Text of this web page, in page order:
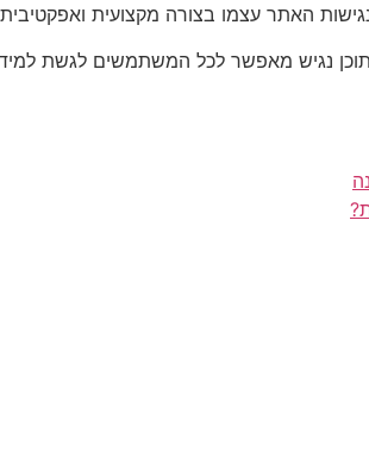
האתר עצמו בצורה מקצועית
נגיש מאפשר לכל המשתמשים לגשת